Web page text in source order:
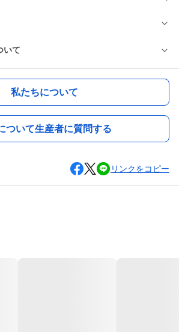
いて
私たちについて
ついて生産者に質問する
リンクをコピー